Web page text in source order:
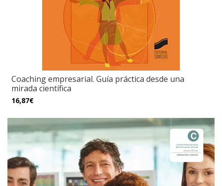
Coaching empresarial. Guía práctica desde una
mirada científica
16,87€